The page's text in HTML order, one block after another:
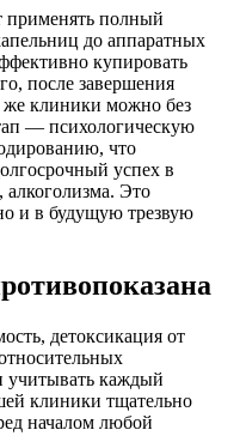
применять полный
до аппаратных
купировать
после завершения
клиники можно без
— психологическую
что
успех в
алкоголизма. Это
и в будущую трезвую
детоксикация от
учитывать каждый
клиники тщательно
началом любой